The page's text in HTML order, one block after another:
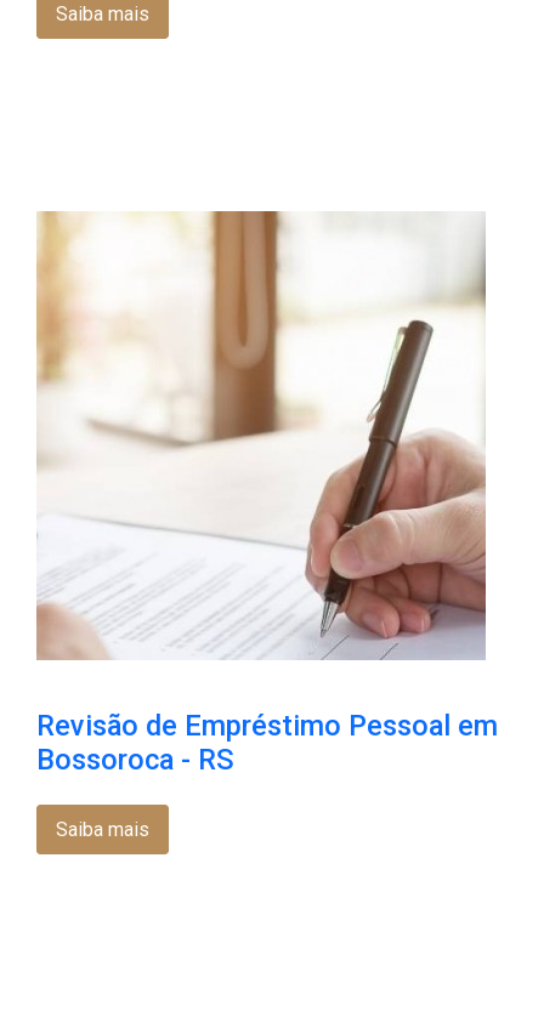
Saiba mais
Revisão de Empréstimo Pessoal em
Bossoroca​ - RS
Saiba mais